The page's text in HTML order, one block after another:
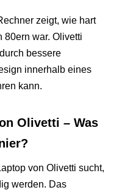
zeigt, wie hart
80ern war. Olivetti
bessere
innerhalb eines
kann.
Olivetti – Was
von Olivetti sucht,
werden. Das